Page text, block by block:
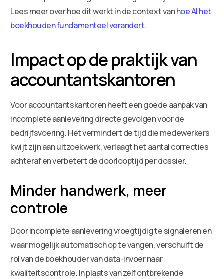
Lees meer over hoe dit werkt in de context vanhoe AI het
boekhouden fundamenteel verandert.
Impact op de praktijk van
accountantskantoren
Voor accountantskantoren heeft een goede aanpak van
incomplete aanlevering directe gevolgen voor de
bedrijfsvoering. Het vermindert de tijd die medewerkers
kwijt zijn aan uitzoekwerk, verlaagt het aantal correcties
achteraf en verbetert de doorlooptijd per dossier.
Minder handwerk, meer
controle
Door incomplete aanlevering vroegtijdig te signaleren en
waar mogelijk automatisch op te vangen, verschuift de
rol van de boekhouder van data-invoer naar
kwaliteitscontrole. In plaats van zelf ontbrekende